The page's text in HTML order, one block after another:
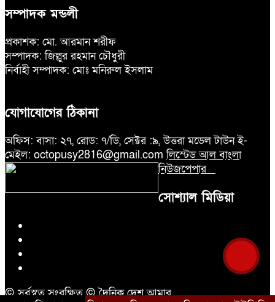
সম্পাদক মন্ডলী
প্রকাশক: মো. আরমান শরীফ
সম্পাদক: জিল্লুর রহমান চৌধুরী
নির্বাহী সম্পাদক: মোঃ মনিরুল ইসলাম
যোগাযোগের ঠিকানা
অফিস: বাসা: ২৭, রোড: ৭/ডি, সেক্টর :৯, উত্তরা মডেল টাউন ই-
মেইল: octopusy2816@gmail.comলিস্টেড আল বাংলা
নিউজপেপার
সোশ্যাল মিডিয়া
© সর্বস্বত্ব সংরক্ষিত © দৈনিক দেশ আমার